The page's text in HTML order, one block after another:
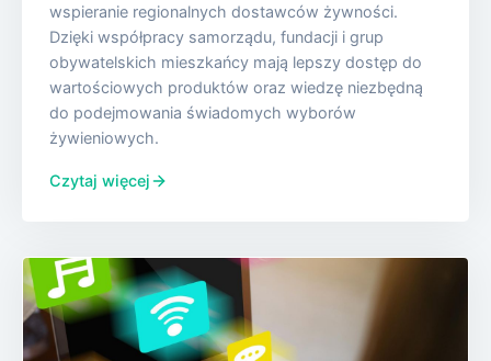
wspieranie regionalnych dostawców żywności.
Dzięki współpracy samorządu, fundacji i grup
obywatelskich mieszkańcy mają lepszy dostęp do
wartościowych produktów oraz wiedzę niezbędną
do podejmowania świadomych wyborów
żywieniowych.
Czytaj więcej